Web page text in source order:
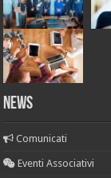
NEWS
Comunicati
Eventi Associativi